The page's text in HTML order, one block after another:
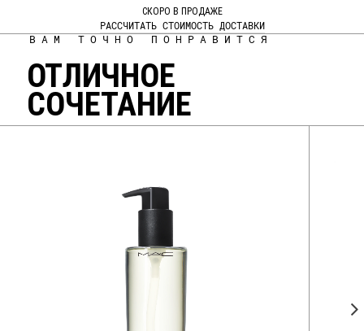
СКОРО В ПРОДАЖЕ
РАССЧИТАТЬ СТОИМОСТЬ ДОСТАВКИ
ВАМ ТОЧНО ПОНРАВИТСЯ
ОТЛИЧНОЕ
СОЧЕТАНИЕ